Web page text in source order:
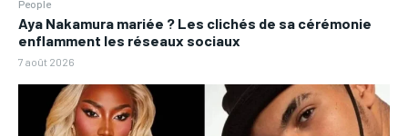
People
Aya Nakamura mariée ? Les clichés de sa cérémonie
enflamment les réseaux sociaux
7 août 2026